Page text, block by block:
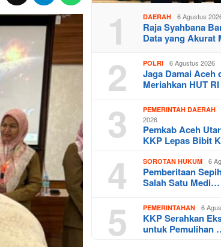
1 DAERAH 6 Agustus
Raja Syahbana
Data yang Akurat
2 POLRI 6 Agustus 2026
Jaga Damai Aceh
Meriahkan HUT
3 PEMERINTAH DAERAH
2026
Pemkab Aceh
KKP Lepas Bibit
4 SOROTAN HUKUM 6
Pemberitaan
Salah Satu Medi…
5 PEMERINTAHAN 6
KKP Serahkan
untuk Pemulihan